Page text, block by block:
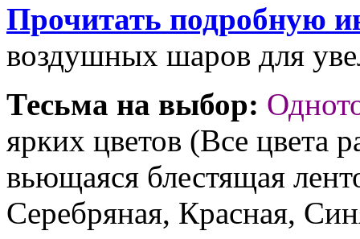
Прочитать подробную
воздушных шаров для
Тесьма на выбор:
ярких цветов (Все цвета
вьющаяся блестящая
Серебряная, Красная,